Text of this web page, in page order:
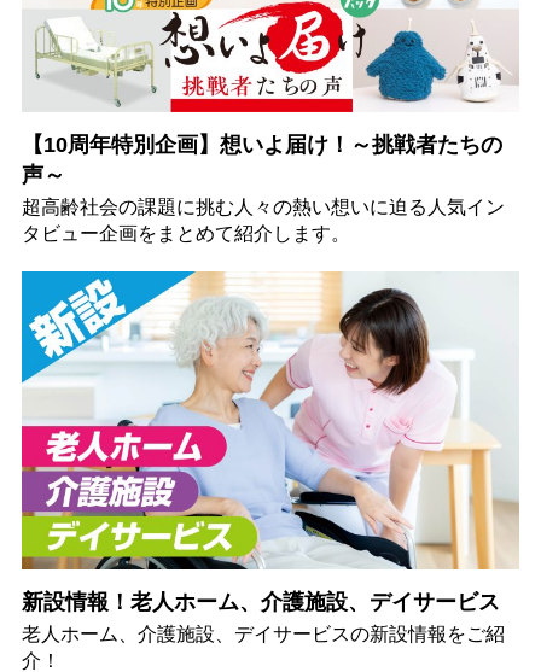
【10周年特別企画】想いよ届け！～挑戦者たちの
声～
超高齢社会の課題に挑む人々の熱い想いに迫る人気イン
タビュー企画をまとめて紹介します。
新設情報！老人ホーム、介護施設、デイサービス
老人ホーム、介護施設、デイサービスの新設情報をご紹
介！